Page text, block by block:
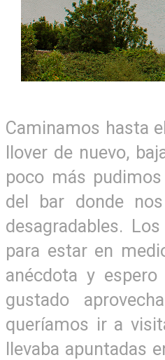
Caminamos hasta
llover de nuevo,
poco más
del bar donde
desagradables.
para estar en
anécdota y
gustado
queríamos ir a
llevaba apuntadas